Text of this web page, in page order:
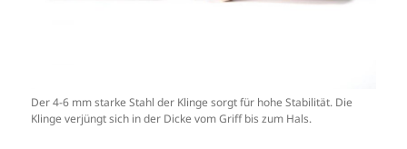
Der 4-6 mm starke Stahl der Klinge sorgt für hohe Stabilität. Die
Klinge verjüngt sich in der Dicke vom Griff bis zum Hals.